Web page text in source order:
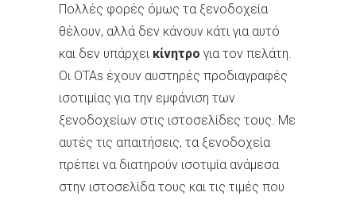
Πολλές φορές όμως τα ξενοδοχεία
θέλουν, αλλά δεν κάνουν κάτι για αυτό
και δεν υπάρχει κίνητρο για τον πελάτη.
Οι ΟΤΑs έχουν αυστηρές προδιαγραφές
ισοτιμίας για την εμφάνιση των
ξενοδοχείων στις ιστοσελίδες τους. Με
αυτές τις απαιτήσεις, τα ξενοδοχεία
πρέπει να διατηρούν ισοτιμία ανάμεσα
στην ιστοσελίδα τους και τις τιμές που